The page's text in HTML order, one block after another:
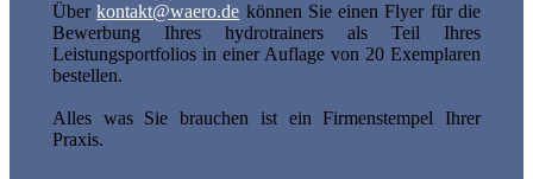
Überkontakt@waero.de können Sie einen Flyer für die
Bewerbung Ihres hydrotrainers als Teil Ihres
Leistungsportfolios in einer Auflage von 20 Exemplaren
bestellen.
Alles was Sie brauchen ist ein Firmenstempel Ihrer
Praxis.